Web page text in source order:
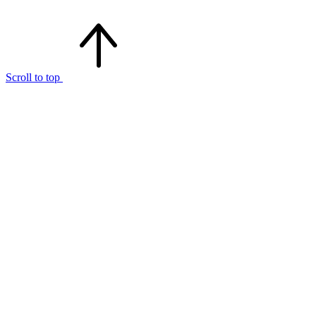
Scroll to top